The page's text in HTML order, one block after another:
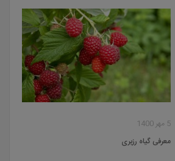
5 مهر 1400
معرفی گیاه رزبری